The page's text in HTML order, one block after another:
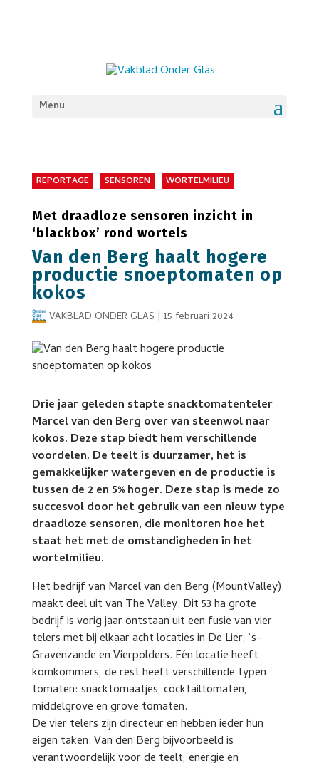
Menu
REPORTAGE SENSOREN WORTELMILIEU
Met draadloze sensoren inzicht in
‘blackbox’ rond wortels
Van den Berg haalt hogere
productie snoeptomaten op
kokos
VAKBLAD ONDER GLAS | 15 februari 2024
Drie jaar geleden stapte snacktomatenteler
Marcel van den Berg over van steenwol naar
kokos. Deze stap biedt hem verschillende
voordelen. De teelt is duurzamer, het is
gemakkelijker watergeven en de productie is
tussen de 2 en 5% hoger. Deze stap is mede zo
succesvol door het gebruik van een nieuw type
draadloze sensoren, die monitoren hoe het
staat het met de omstandigheden in het
wortelmilieu.
Het bedrijf van Marcel van den Berg (MountValley)
maakt deel uit van The Valley. Dit 53 ha grote
bedrijf is vorig jaar ontstaan uit een fusie van vier
telers met bij elkaar acht locaties in De Lier, ‘s-
Gravenzande en Vierpolders. Eén locatie heeft
komkommers, de rest heeft verschillende typen
tomaten: snacktomaatjes, cocktailtomaten,
middelgrove en grove tomaten.
De vier telers zijn directeur en hebben ieder hun
eigen taken. Van den Berg bijvoorbeeld is
verantwoordelijk voor de teelt, energie en